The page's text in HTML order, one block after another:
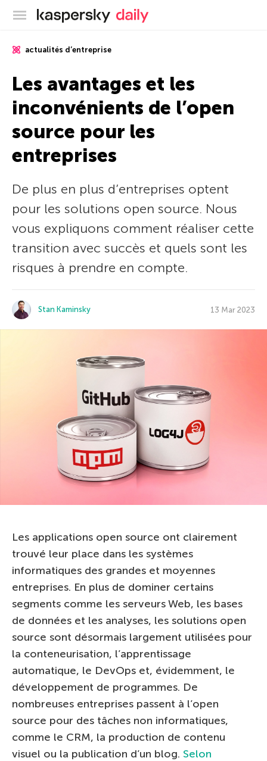
Blog officiel de Kaspersky
actualités d’entreprise
Les avantages et les
inconvénients de l’open
source pour les
entreprises
De plus en plus d’entreprises optent
pour les solutions open source. Nous
vous expliquons comment réaliser cette
transition avec succès et quels sont les
risques à prendre en compte.
Stan Kaminsky 13 Mar 2023
Les applications open source ont clairement
trouvé leur place dans les systèmes
informatiques des grandes et moyennes
entreprises. En plus de dominer certains
segments comme les serveurs Web, les bases
de données et les analyses, les solutions open
source sont désormais largement utilisées pour
la conteneurisation, l’apprentissage
automatique, le DevOps et, évidemment, le
développement de programmes. De
nombreuses entreprises passent à l’open
source pour des tâches non informatiques,
comme le CRM, la production de contenu
visuel ou la publication d’un blog. Selon